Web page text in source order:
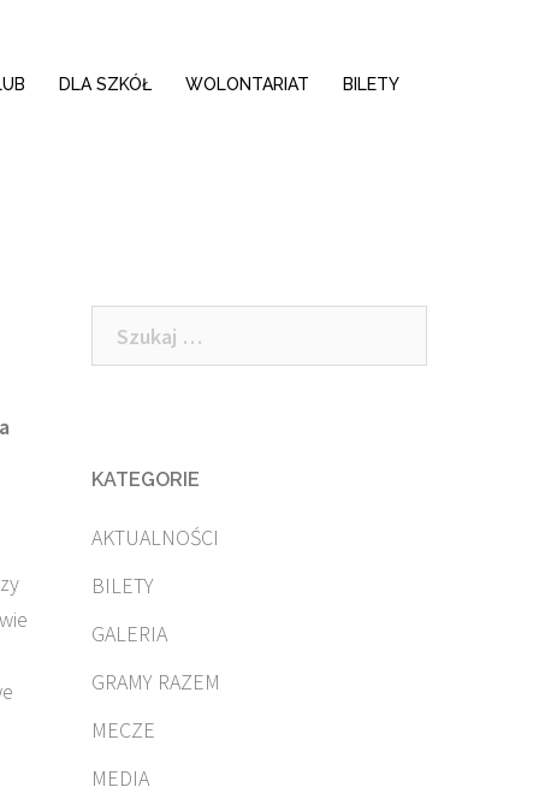
DLA SZKÓŁ WOLONTARIAT BILETY
Szukaj:
KATEGORIE
AKTUALNOŚCI
BILETY
GALERIA
GRAMY RAZEM
MECZE
MEDIA